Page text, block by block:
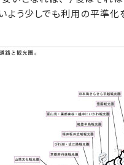
よう少しでも利用の平準